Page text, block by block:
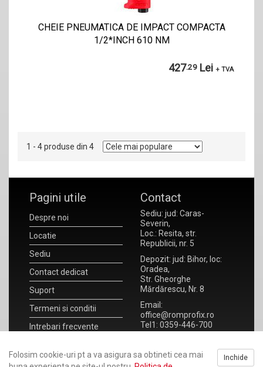
CHEIE PNEUMATICA DE IMPACT COMPACTA
1/2*INCH 610 NM
427.29 Lei + TVA
1 - 4 produse din 4
Pagini utile
Despre noi
Locatie
Sediu
Contact dedicat
Suport
Termeni si conditii
Intrebari frecvente
ANPC
Contact
Sediu: jud: Caras-
Severin,
Loc.: Resita, str.
Republicii, nr. 5
Depozit: jud: Bihor, loc:
Oradea,
Str. Gheorghe
Mărdărescu, Nr. 8
Email:
office@romprofix.ro
Tel1: 0359-446-700
RO 20923302
Inchide
Folosim cookie-uri pt a va asigura sa obtineti cea mai